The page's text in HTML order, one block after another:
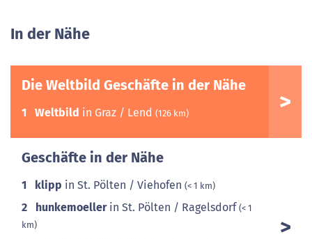
In der Nähe
Die Weltbild Geschäfte in der Nähe
1 Weltbild in Graz / Lend (126 km)
Geschäfte in der Nähe
1 klipp in St. Pölten / Viehofen (< 1 km)
2 hunkemoellerin St. Pölten / Ragelsdorf(< 1
km)